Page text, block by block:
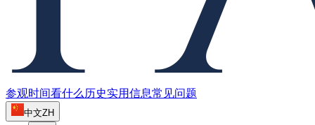
参观时间看什么 历史实用信息常见问题
中文ZH